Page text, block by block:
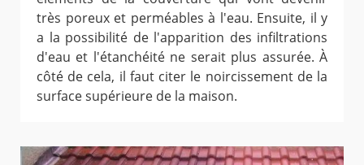
très poreux et perméables à l'eau. Ensuite, il y
a la possibilité de l'apparition des infiltrations
d'eau et l'étanchéité ne serait plus assurée. À
côté de cela, il faut citer le noircissement de la
surface supérieure de la maison.